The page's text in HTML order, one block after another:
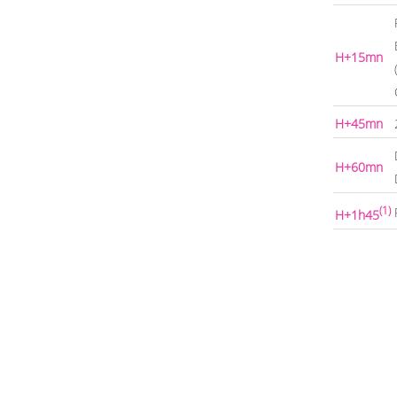
H+15mn
H+45mn
H+60mn
H+1h45(1)